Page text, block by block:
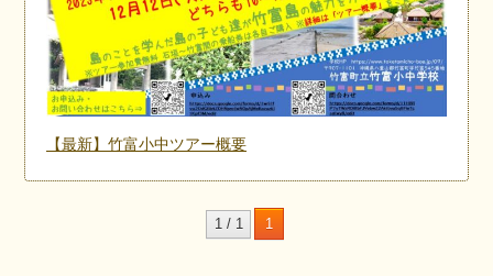
【最新】竹富小中ツアー概要
1 / 1 1